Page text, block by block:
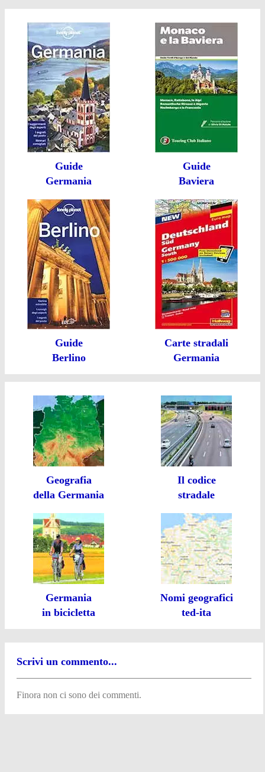
Guide
Germania
Guide
Baviera
Guide
Berlino
Carte stradali
Germania
Geografia
della Germania
Il codice
stradale
Germania
in bicicletta
Nomi geografici
ted-ita
Scrivi un commento...
Finora non ci sono dei commenti.